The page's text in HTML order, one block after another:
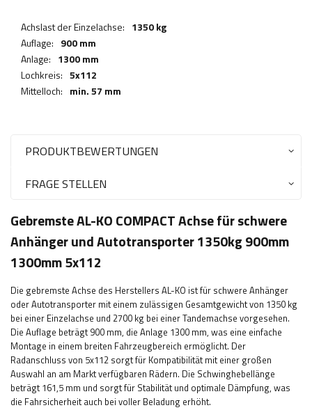
Achslast der Einzelachse: 1350 kg
Auflage: 900 mm
Anlage: 1300 mm
Lochkreis: 5x112
Mittelloch: min. 57 mm
PRODUKTBEWERTUNGEN
FRAGE STELLEN
Gebremste AL-KO COMPACT Achse für schwere
Anhänger und Autotransporter 1350kg 900mm
1300mm 5x112
Die gebremste Achse des Herstellers AL-KO ist für schwere Anhänger
oder Autotransporter mit einem zulässigen Gesamtgewicht von 1350 kg
bei einer Einzelachse und 2700 kg bei einer Tandemachse vorgesehen.
Die Auflage beträgt 900 mm, die Anlage 1300 mm, was eine einfache
Montage in einem breiten Fahrzeugbereich ermöglicht. Der
Radanschluss von 5x112 sorgt für Kompatibilität mit einer großen
Auswahl an am Markt verfügbaren Rädern. Die Schwinghebellänge
beträgt 161,5 mm und sorgt für Stabilität und optimale Dämpfung, was
die Fahrsicherheit auch bei voller Beladung erhöht.